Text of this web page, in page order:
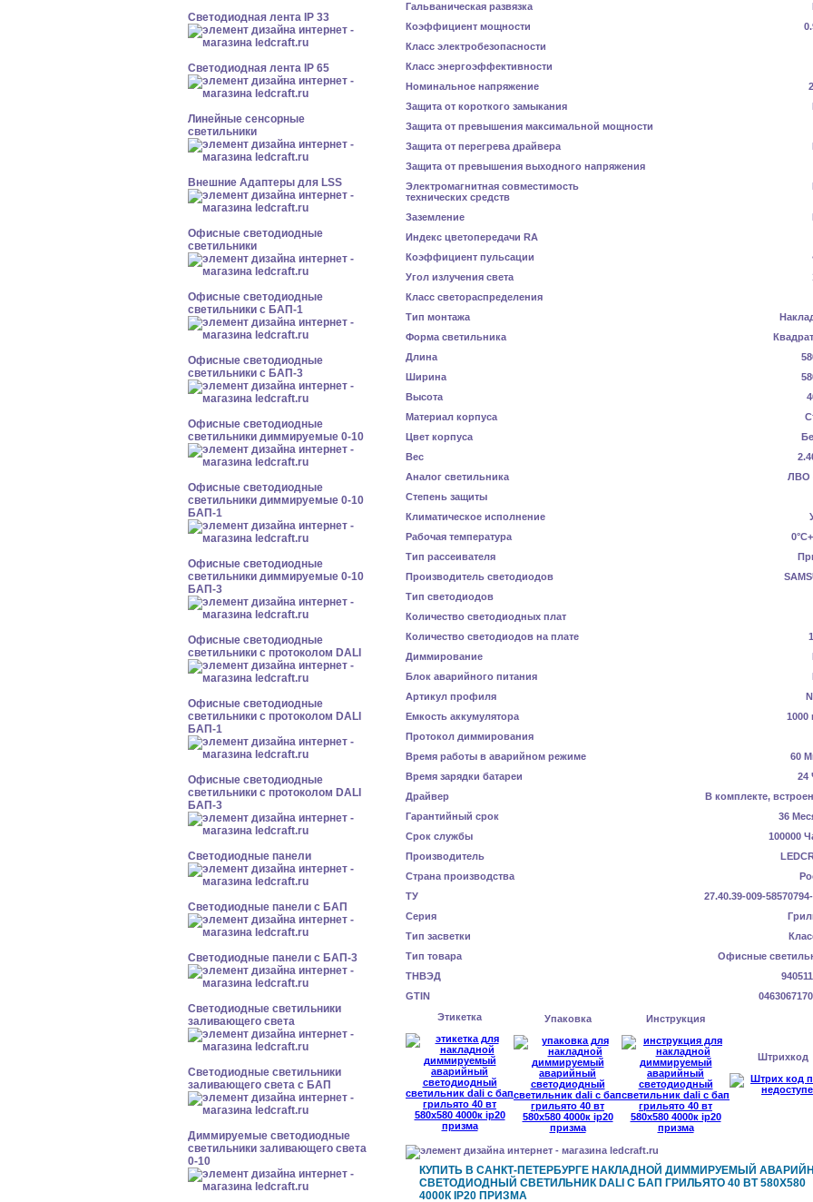
Светодиодная лента IP 33
Светодиодная лента IP 65
Линейные сенсорные
светильники
Внешние Адаптеры для LSS
Офисные светодиодные
светильники
Офисные светодиодные
светильники с БАП-1
Офисные светодиодные
светильники с БАП-3
Офисные светодиодные
светильники диммируемые 0-10
Офисные светодиодные
светильники диммируемые 0-10
БАП-1
Офисные светодиодные
светильники диммируемые 0-10
БАП-3
Офисные светодиодные
светильники с протоколом DALI
Офисные светодиодные
светильники с протоколом DALI
БАП-1
Офисные светодиодные
светильники с протоколом DALI
БАП-3
Cветодиодные панели
Cветодиодные панели с БАП
Cветодиодные панели с БАП-3
Светодиодные светильники
заливающего света
Светодиодные светильники
заливающего света с БАП
Диммируемые светодиодные
светильники заливающего света
0-10
Гальваническая развязка
Коэффициент мощности
Класс электробезопасности
Класс энергоэффективности
Номинальное напряжение
Защита от короткого замыкания
Защита от превышения максимальной мощности
Защита от перегрева драйвера
Защита от превышения выходного напряжения
Электромагнитная совместимость
технических средств
Заземление
Индекс цветопередачи RA
Коэффициент пульсации
Угол излучения света
Класс светораспределения
Тип монтажа
Форма светильника
Длина
Ширина
Высота
Материал корпуса
Цвет корпуса
Вес
Аналог светильника
ЛВО
Степень защиты
Климатическое исполнение
Рабочая температура
Тип рассеивателя
Производитель светодиодов
Тип светодиодов
Количество светодиодных плат
Количество светодиодов на плате
Диммирование
Блок аварийного питания
Артикул профиля
Емкость аккумулятора
1000
Протокол диммирования
Время работы в аварийном режиме
60
Время зарядки батареи
24
Драйвер
В комплекте,
Гарантийный срок
36
Срок службы
100000
Производитель
Страна производства
ТУ
27.40.39-009-
Серия
Тип засветки
Тип товара
Офисные
ТНВЭД
GTIN
Этикетка
Упаковка Инструкция
Штрихкод
КУПИТЬ В САНКТ-ПЕТЕРБУРГЕ НАКЛАДНОЙ ДИММИРУЕМЫЙ
СВЕТОДИОДНЫЙ СВЕТИЛЬНИК DALI С БАП ГРИЛЬЯТО 40 ВТ 580X580
4000К IP20 ПРИЗМА